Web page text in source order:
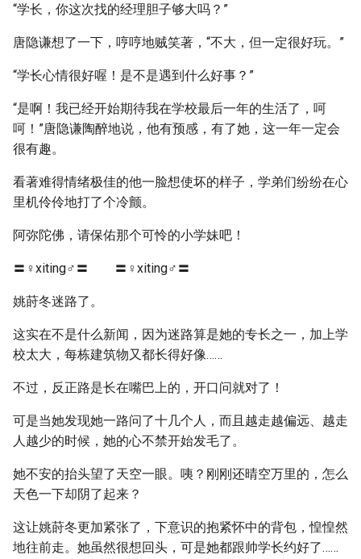
“学长，你这次找的经理胆子够大吗？”
唐隐谦想了一下，哼哼地贼笑著，“不大，但一定很好玩。”
“学长心情很好喔！是不是遇到什么好事？”
“是啊！我已经开始期待我在学校最后一年的生活了，呵
呵！”唐隐谦陶醉地说，他有预感，有了她，这一年一定会
很有趣。
看著难得情绪极佳的他一脸想使坏的样子，学弟们纷纷在心
里机伶伶地打了个冷颤。
阿弥陀佛，请保佑那个可怜的小学妹吧！
〓♀xiting♂〓 〓♀xiting♂〓
姚莳冬迷路了。
这实在不是什么新闻，因为迷路算是她的专长之一，加上学
校太大，每栋建筑物又都长得好像……
不过，反正路是长在嘴巴上的，开口问就对了！
可是当她发现她一路问了十几个人，而且越走越偏远、越走
人越少的时候，她的心不禁开始发毛了。
她不安的抬头望了天空一眼。咦？刚刚还晴空万里的，怎么
天色一下却阴了起来？
这让姚莳冬更加紧张了，下意识的抱紧怀中的背包，惶惶然
地往前走。她虽然很想回头，可是她都跟帅学长约好了……